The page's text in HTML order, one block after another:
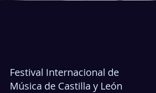
Festival Internacional de
Música de Castilla y León